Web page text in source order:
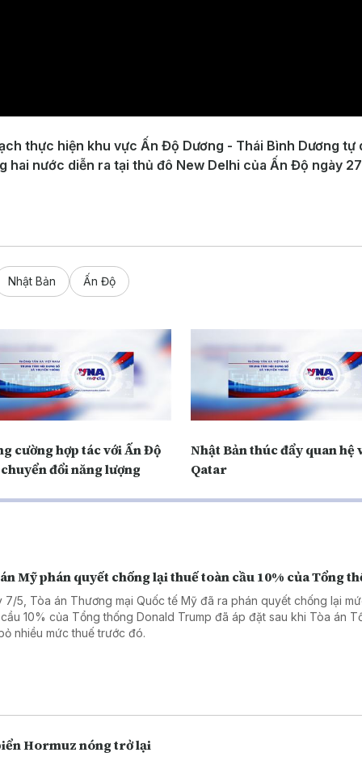
thực hiện khu vực Ấn Độ Dương - Thái Bình Dương tự
nước diễn ra tại thủ đô New Delhi của Ấn Độ ngày
Nhật Bản Ấn Độ
cường hợp tác với Ấn Độ
đổi năng lượng
Nhật Bản thúc đẩy quan hệ
Qatar
Mỹ phán quyết chống lại thuế toàn cầu 10% của Tổng
7/5, Tòa án Thương mại Quốc tế Mỹ đã ra phán quyết chống lại
10% của Tổng thống Donald Trump đã áp đặt sau khi Tòa án
nhiều mức thuế trước đó.
Hormuz nóng trở lại